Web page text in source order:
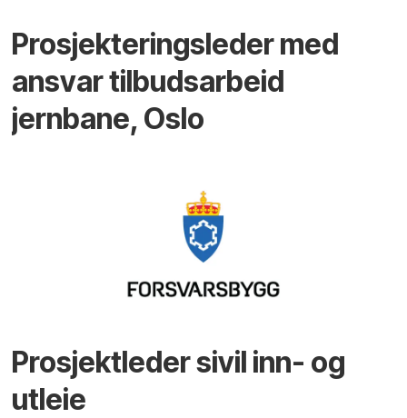
Prosjekteringsleder med
ansvar tilbudsarbeid
jernbane, Oslo
Prosjektleder sivil inn- og
utleie